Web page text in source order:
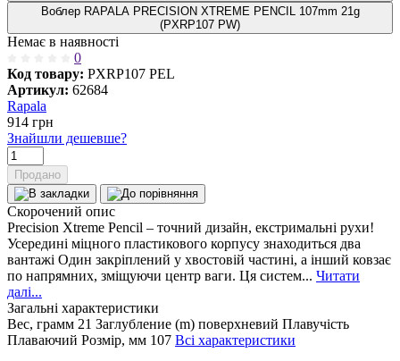
Воблер RAPALA PRECISION XTREME PENCIL 107mm 21g
(PXRP107 PW)
Немає в наявності
0
Код товару: PXRP107 PEL
Артикул: 62684
Rapala
914 грн
Знайшли дешевше?
Продано
Скорочений опис
Precision Xtreme Pencil – точний дизайн, екстримальні рухи!
Усередині міцного пластикового корпусу знаходиться два
вантажі Один закріплений у хвостовій частині, а інший ковзає
по напрямних, зміщуючи центр ваги. Ця систем... Читати
далі...
Загальні характеристики
Вес, грамм 21 Заглубление (m) поверхневий Плавучість
Плаваючий Розмір, мм 107 Всі характеристики